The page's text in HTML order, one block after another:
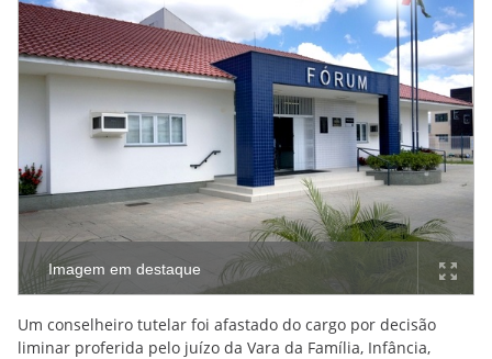
Imagem em destaque
Um conselheiro tutelar foi afastado do cargo por decisão
liminar proferida pelo juízo da Vara da Família, Infância,